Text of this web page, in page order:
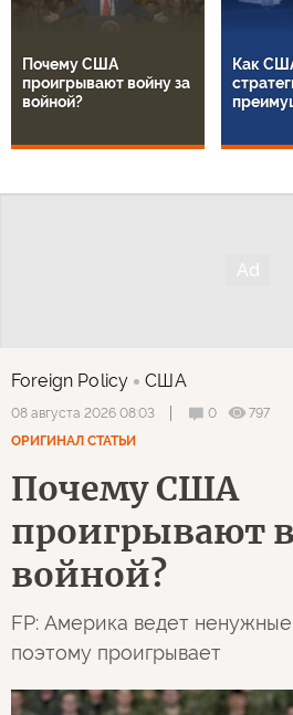
Почему США
проигрывают войну за
войной?
Как
Foreign Policy США
08 августа 2026 08:03 0
797
ОРИГИНАЛ СТАТЬИ
Почему США
проигрывают
войной?
FP: Америка ведет
поэтому проигрывает